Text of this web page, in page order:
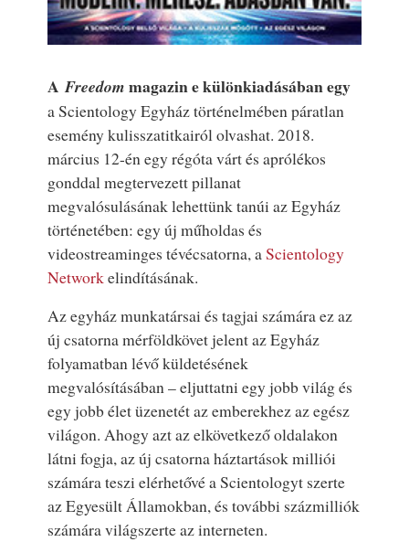
AFreedom magazin e különkiadásában egy
a Scientology Egyház történelmében páratlan
esemény kulisszatitkairól olvashat. 2018.
március 12-én egy régóta várt és aprólékos
gonddal megtervezett pillanat
megvalósulásának lehettünk tanúi az Egyház
történetében: egy új műholdas és
videostreaminges tévécsatorna, aScientology
Networkelindításának.
Az egyház munkatársai és tagjai számára ez az
új csatorna mérföldkövet jelent az Egyház
folyamatban lévő küldetésének
megvalósításában – eljuttatni egy jobb világ és
egy jobb élet üzenetét az emberekhez az egész
világon. Ahogy azt az elkövetkező oldalakon
látni fogja, az új csatorna háztartások milliói
számára teszi elérhetővé a Scientologyt szerte
az Egyesült Államokban, és további százmilliók
számára világszerte az interneten.